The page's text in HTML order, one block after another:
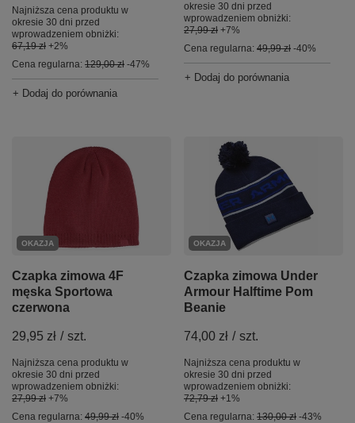
Najniższa cena produktu w
okresie 30 dni przed
wprowadzeniem obniżki:
67,19 zł +2%
Cena regularna: 129,00 zł -47%
+ Dodaj do porównania
okresie 30 dni przed
wprowadzeniem obniżki:
27,99 zł +7%
Cena regularna: 49,99 zł -40%
+ Dodaj do porównania
OKAZJA
Czapka zimowa 4F
męska Sportowa
czerwona
29,95 zł / szt.
Najniższa cena produktu w
okresie 30 dni przed
wprowadzeniem obniżki:
27,99 zł +7%
Cena regularna: 49,99 zł -40%
OKAZJA
Czapka zimowa Under
Armour Halftime Pom
Beanie
74,00 zł / szt.
Najniższa cena produktu w
okresie 30 dni przed
wprowadzeniem obniżki:
72,79 zł +1%
Cena regularna: 130,00 zł -43%